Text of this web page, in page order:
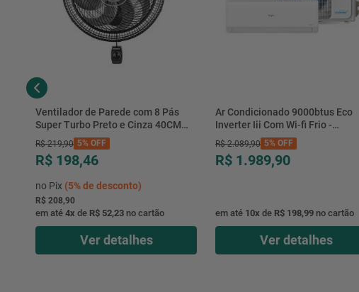
Ventilador de Parede com 8 Pás
Super Turbo Preto e Cinza 40CM
220V 140W - VTX-40P-8P - Mondial
R$ 219,90 5% OFF
R$ 198,46
no Pix (5%de desconto)
R$ 208,90
em até 4x de R$ 52,23 no cartão
Ver detalhes
Ar Condicionado 9000btus Eco
Inverter Iii Com Wi-fi Frio -
Hjfe09c2cg|hjfi09c2wg - Elgin
R$ 2.089,90 5% OFF
R$ 1.989,90
em até 10x de R$ 198,99 no cartão
Ver detalhes